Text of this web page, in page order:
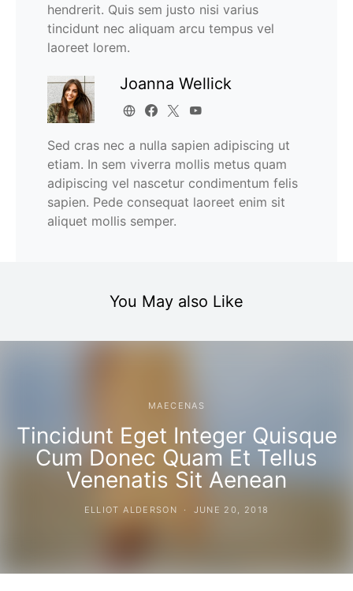
hendrerit. Quis sem justo nisi varius
tincidunt nec aliquam arcu tempus vel
laoreet lorem.
Joanna Wellick
Sed cras nec a nulla sapien adipiscing ut
etiam. In sem viverra mollis metus quam
adipiscing vel nascetur condimentum felis
sapien. Pede consequat laoreet enim sit
aliquet mollis semper.
You May also Like
MAECENAS
Tincidunt Eget Integer Quisque
Cum Donec Quam Et Tellus
Venenatis Sit Aenean
ELLIOT ALDERSON JUNE 20, 2018